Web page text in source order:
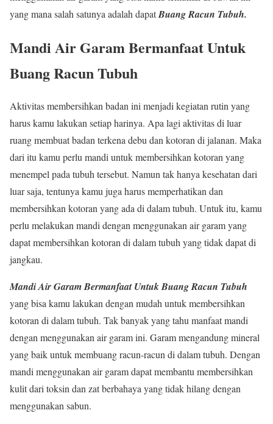
yang mana salah satunya adalah dapatBuang Racun Tubuh.
Mandi Air Garam Bermanfaat Untuk
Buang Racun Tubuh
Aktivitas membersihkan badan ini menjadi kegiatan rutin yang
harus kamu lakukan setiap harinya. Apa lagi aktivitas di luar
ruang membuat badan terkena debu dan kotoran di jalanan. Maka
dari itu kamu perlu mandi untuk membersihkan kotoran yang
menempel pada tubuh tersebut. Namun tak hanya kesehatan dari
luar saja, tentunya kamu juga harus memperhatikan dan
membersihkan kotoran yang ada di dalam tubuh. Untuk itu, kamu
perlu melakukan mandi dengan menggunakan air garam yang
dapat membersihkan kotoran di dalam tubuh yang tidak dapat di
jangkau.
Mandi Air Garam Bermanfaat Untuk Buang Racun Tubuh
yang bisa kamu lakukan dengan mudah untuk membersihkan
kotoran di dalam tubuh. Tak banyak yang tahu manfaat mandi
dengan menggunakan air garam ini. Garam mengandung mineral
yang baik untuk membuang racun-racun di dalam tubuh. Dengan
mandi menggunakan air garam dapat membantu membersihkan
kulit dari toksin dan zat berbahaya yang tidak hilang dengan
menggunakan sabun.